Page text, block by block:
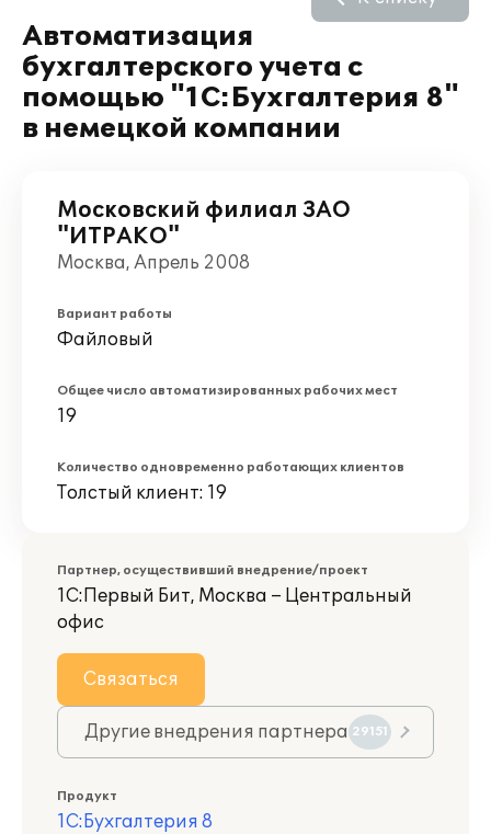
Автоматизация
бухгалтерского учета с
помощью "1С:Бухгалтерия 8"
в немецкой компании
Московский филиал ЗАО
"ИТРАКО"
Москва, Апрель 2008
Вариант работы
Файловый
Общее число автоматизированных рабочих мест
19
Количество одновременно работающих клиентов
Толстый клиент: 19
Партнер, осуществивший внедрение/проект
1С:Первый Бит, Москва – Центральный
офис
Связаться
Другие внедрения партнера 29151
Продукт
1С:Бухгалтерия 8